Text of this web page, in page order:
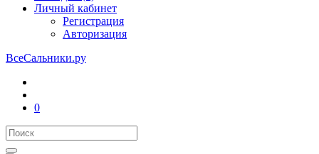
Личный кабинет
Регистрация
Авторизация
ВсеСальники.ру
0